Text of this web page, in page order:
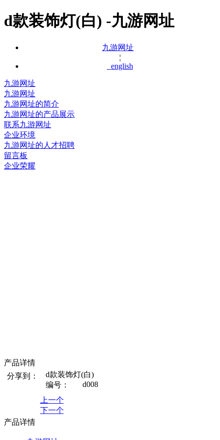
d款装饰灯(白) -九游网址
九游网址
¦
english
九游网址
九游网址
九游网址的简介
九游网址的产品展示
联系九游网址
企业环境
九游网址的人才招聘
留言板
企业荣耀
产品详情
分享到：
d款装饰灯(白)
编号：
d008
上一个
下一个
产品详情